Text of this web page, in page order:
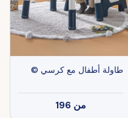
طاولة أطفال مع كرسي ©
من 196